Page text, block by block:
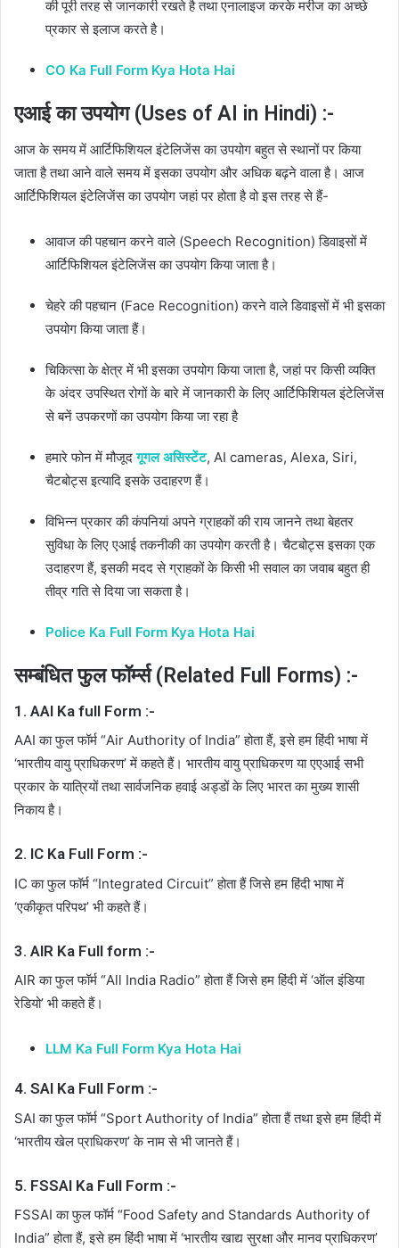
की पूरी तरह से जानकारी रखते है तथा एनालाइज करके मरीज का अच्छे
प्रकार से इलाज करते है।
CO Ka Full Form Kya Hota Hai
एआई का उपयोग (Uses of AI in Hindi) :-
आज के समय में आर्टिफिशियल इंटेलिजेंस का उपयोग बहुत से स्थानों पर किया
जाता है तथा आने वाले समय में इसका उपयोग और अधिक बढ़ने वाला है। आज
आर्टिफिशियल इंटेलिजेंस का उपयोग जहां पर होता है वो इस तरह से हैं-
आवाज की पहचान करने वाले (Speech Recognition) डिवाइसों में
आर्टिफिशियल इंटेलिजेंस का उपयोग किया जाता है।
चेहरे की पहचान (Face Recognition) करने वाले डिवाइसों में भी इसका
उपयोग किया जाता हैं।
चिकित्सा के क्षेत्र में भी इसका उपयोग किया जाता है, जहां पर किसी व्यक्ति
के अंदर उपस्थित रोगों के बारे में जानकारी के लिए आर्टिफिशियल इंटेलिजेंस
से बनें उपकरणों का उपयोग किया जा रहा है
हमारे फोन में मौजूदगूगल असिस्टेंट, AI cameras, Alexa, Siri,
चैटबोट्स इत्यादि इसके उदाहरण हैं।
विभिन्न प्रकार की कंपनियां अपने ग्राहकों की राय जानने तथा बेहतर
सुविधा के लिए एआई तकनीकी का उपयोग करती है। चैटबोट्स इसका एक
उदाहरण हैं, इसकी मदद से ग्राहकों के किसी भी सवाल का जवाब बहुत ही
तीव्र गति से दिया जा सकता है।
Police Ka Full Form Kya Hota Hai
सम्बंधित फुल फॉर्म्स (Related Full Forms) :-
1. AAI Ka full Form :-
AAI का फुल फॉर्म “Air Authority of India” होता हैं, इसे हम हिंदी भाषा में
‘भारतीय वायु प्राधिकरण’ में कहते हैं। भारतीय वायु प्राधिकरण या एएआई सभी
प्रकार के यात्रियों तथा सार्वजनिक हवाई अड्डों के लिए भारत का मुख्य शासी
निकाय है।
2. IC Ka Full Form :-
IC का फुल फॉर्म “Integrated Circuit” होता हैं जिसे हम हिंदी भाषा में
‘एकीकृत परिपथ’ भी कहते हैं।
3. AIR Ka Full form :-
AIR का फुल फॉर्म “All India Radio” होता हैं जिसे हम हिंदी में ‘ऑल इंडिया
रेडियो’ भी कहते हैं।
LLM Ka Full Form Kya Hota Hai
4. SAI Ka Full Form :-
SAI का फुल फॉर्म “Sport Authority of India” होता हैं तथा इसे हम हिंदी में
‘भारतीय खेल प्राधिकरण’ के नाम से भी जानते हैं।
5. FSSAI Ka Full Form :-
FSSAI का फुल फॉर्म “Food Safety and Standards Authority of
India” होता हैं, इसे हम हिंदी भाषा में ‘भारतीय खाद्य सुरक्षा और मानव प्राधिकरण’